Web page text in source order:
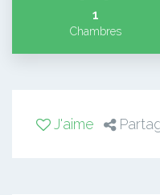
1
Chambres
J'aime